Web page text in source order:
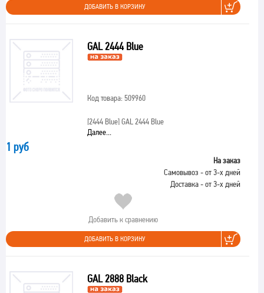
ДОБАВИТЬ В КОРЗИНУ
GAL 2444 Blue
Код товара: 509960
[2444 Blue]GAL 2444 Blue
Далее...
1 руб
На заказ
Самовывоз - от 3-х дней
Доставка - от 3-х дней
Добавить к сравнению
ДОБАВИТЬ В КОРЗИНУ
GAL 2888 Black